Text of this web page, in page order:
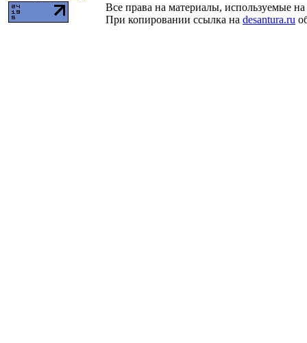
Все права на материалы, используемые
При копировании ссылка на desantura.ru